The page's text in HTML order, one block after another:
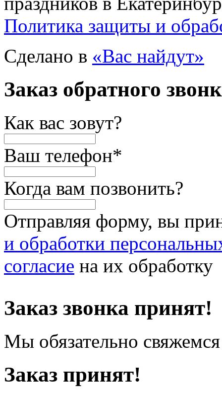
Политика защиты и
Сделано в «Вас найдут»
Заказ обратного
Как вас зовут?
Ваш телефон*
Когда вам позвонить?
Отправляя форму, вы
и обработки
согласие на их обработку
Заказ звонка принят!
Мы обязательно
Заказ принят!